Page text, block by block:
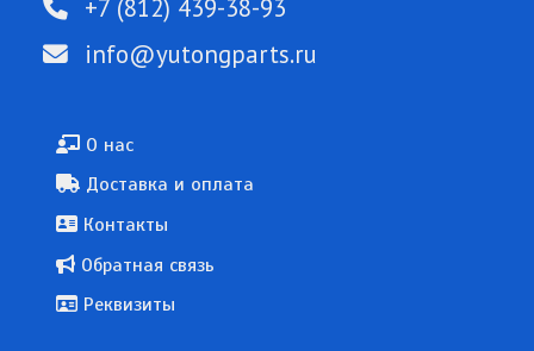
+7 (812) 439-38-93
info@yutongparts.ru
Подвал
О нас
Доставка и оплата
Контакты
Обратная связь
Реквизиты